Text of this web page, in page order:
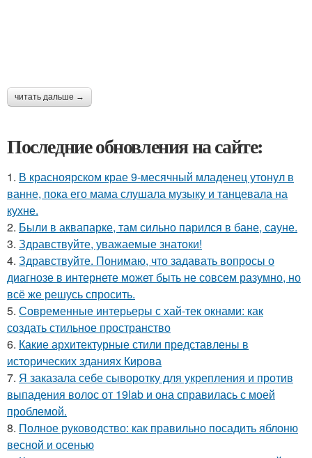
читать дальше →
Последние обновления на сайте:
1. В красноярском крае 9-месячный младенец утонул в
ванне, пока его мама слушала музыку и танцевала на
кухне.
2. Были в аквапарке, там сильно парился в бане, сауне.
3. Здравствуйте, уважаемые знатоки!
4. Здравствуйте. Понимаю, что задавать вопросы о
диагнозе в интернете может быть не совсем разумно, но
всё же решусь спросить.
5. Современные интерьеры с хай-тек окнами: как
создать стильное пространство
6. Какие архитектурные стили представлены в
исторических зданиях Кирова
7. Я заказала себе сыворотку для укрепления и против
выпадения волос от 19lab и она справилась с моей
проблемой.
8. Полное руководство: как правильно посадить яблоню
весной и осенью